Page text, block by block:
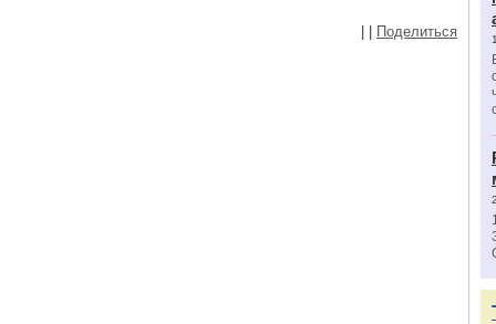
Поделиться